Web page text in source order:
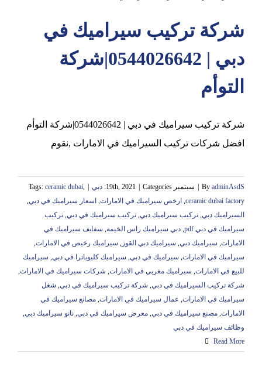
شركة تركيب سيراميك في
دبي | 0544026642|شركة
التوأم
شركة تركيب سيراميك في دبي | 0544026642|شركة التوأم
افضل شركات تركيب السيراميك في الامارات ,نقوم
By adminAsdS سبتمبر 19th, 2021 Categories: دبي Tags: ceramic dubai,
ceramic dubai factory
, ارخص سيراميك في الامارات, اسعار سيراميك في دبي,
السيراميك دبي, تركيب سيراميك دبي, تركيب سيراميك في دبي, تركيب
سيراميك في دبي pdf
, دبي سيراميك راس الخيمة, سفايف سيراميك في
الامارات, سيراميك دبي, سيراميك دبي القوز , سيراميك رخيص في الامارات,
سيراميك في الامارات, سيراميك في دبي, سيراميك كليوباترا في دبي, سيراميك
للبيع في الامارات, سيراميك مغربي في الامارات, شركات سيراميك في الامارات,
شركة تركيب السيراميك في دبي, شركة تركيب سيراميك في دبي, شغل
سيراميك في الامارات, عمال سيراميك في الامارات, مصانع سيراميك في
الامارات, مصنع سيراميك في دبي, معرض سيراميك في دبي, نانو سيراميك دبي,
وظائف سيراميك في دبي
Read More